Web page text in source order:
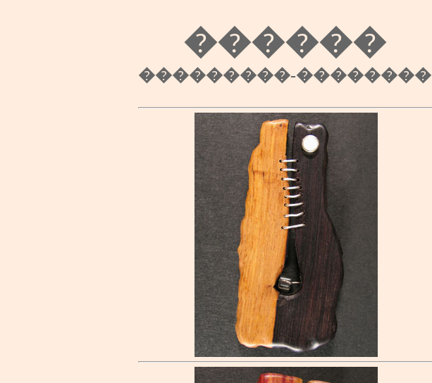
������
���������-��������